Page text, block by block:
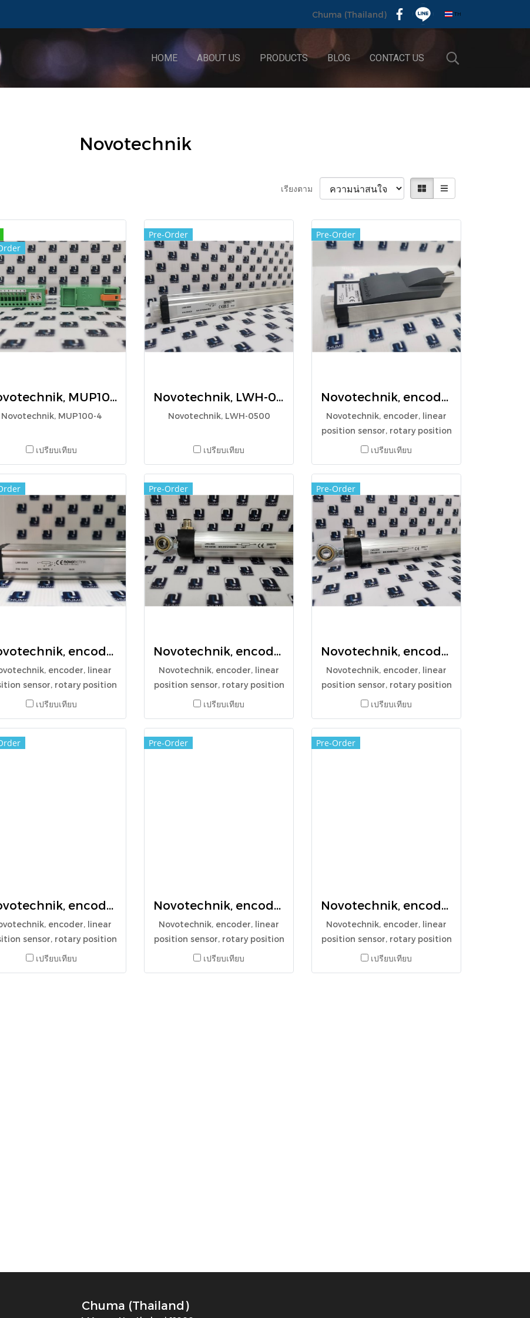
Chuma (Thailand) TH
HOME ABOUT US PRODUCTS BLOG CONTACT US
Novotechnik
เรียงตาม
Novotechnik, MUP100-4
Novotechnik, MUP100-4
เปรียบเทียบ
Pre-Order
Novotechnik, LWH-0500
Novotechnik, LWH-0500
เปรียบเทียบ
Pre-Order
Novotechnik, encoder, linear position sensor, rotary position sensor, angle sensor, TLH 0300, 025512
Novotechnik, encoder, linear
position sensor, rotary position
sensor, angle sensor, TLH
เปรียบเทียบ
Novotechnik, encoder, linear position sensor, rotary position sensor, angle sensor, LWH-0300, LWH-300
encoder, linear
sensor, rotary position
sensor, angle sensor, LWH-
เปรียบเทียบ
Pre-Order
Novotechnik, encoder, linear position sensor, rotary position sensor, angle sensor, LWG0500
Novotechnik, encoder, linear
position sensor, rotary position
sensor, angle sensor,
เปรียบเทียบ
Pre-Order
Novotechnik, encoder, linear position sensor, rotary position sensor, angle sensor, LWG0300
Novotechnik, encoder, linear
position sensor, rotary position
sensor, angle sensor,
เปรียบเทียบ
Novotechnik, encoder, linear position sensor, rotary position sensor, angle sensor, TLH 0600, 024386
encoder, linear
sensor, rotary position
sensor, angle sensor, TLH
เปรียบเทียบ
Pre-Order
Novotechnik, encoder, linear position sensor, rotary position sensor, angle sensor, LWH 75 , 024387
Novotechnik, encoder, linear
position sensor, rotary position
sensor, angle sensor, LWH 75 ,
เปรียบเทียบ
Pre-Order
Novotechnik, encoder, linear position sensor, rotary position sensor, angle sensor, TRS-0025, 023271
Novotechnik, encoder, linear
position sensor, rotary position
sensor, angle sensor, TRS-
เปรียบเทียบ
Chuma (Thailand)